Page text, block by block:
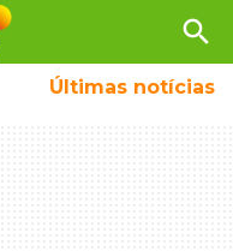
search
Últimas notícias